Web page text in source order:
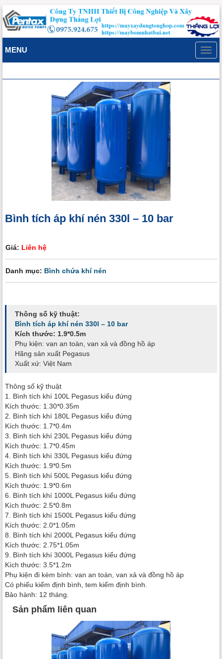
MENU
Bình tích áp khí nén 330l – 10 bar
Giá: Liên hệ
Danh mục: Bình chứa khí nén
Thông số kỹ thuật:
Bình tích áp khí nén 330l – 10 bar
Kích thước: 1.9*0.5m
Phụ kiện: van an toàn, van xả và đồng hồ áp
Hãng sản xuất Pegasus
Xuất xứ: Việt Nam
Thông số kỹ thuật
1. Bình tích khí 100L Pegasus kiểu đứng
Kích thước: 1.30*0.35m
2. Bình tích khí 180L Pegasus kiểu đứng
Kích thước: 1.7*0.4m
3. Bình tích khí 230L Pegasus kiểu đứng
Kích thước: 1.7*0.45m
4. Bình tích khí 330L Pegasus kiểu đứng
Kích thước: 1.9*0.5m
5. Bình tích khí 500L Pegasus kiểu đứng
Kích thước: 1.9*0.6m
6. Bình tích khí 1000L Pegasus kiểu đứng
Kích thước: 2.5*0.8m
7. Bình tích khí 1500L Pegasus kiểu đứng
Kích thước: 2.0*1.05m
8. Bình tích khí 2000L Pegasus kiểu đứng
Kích thước: 2.75*1.05m
9. Bình tích khí 3000L Pegasus kiểu đứng
Kích thước: 3.5*1.2m
Phụ kiện đi kèm bình: van an toàn, van xả và đồng hồ áp
Có phiếu kiểm định bình, tem kiểm định bình.
Bảo hành: 12 tháng.
Sản phẩm liên quan